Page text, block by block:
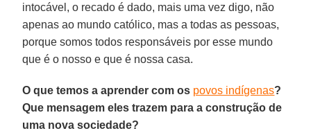
intocável, o recado é dado, mais uma vez digo, não
apenas ao mundo católico, mas a todas as pessoas,
porque somos todos responsáveis por esse mundo
que é o nosso e que é nossa casa.
O que temos a aprender com os povos indígenas?
Que mensagem eles trazem para a construção de
uma nova sociedade?